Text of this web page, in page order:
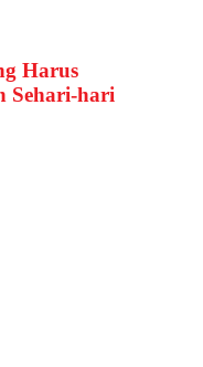
Harus
Sehari-hari